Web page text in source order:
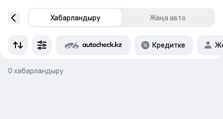
Хабарландыру Жаңа авто
Кредитке
0 хабарландыру